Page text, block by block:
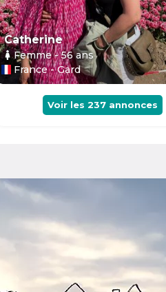
Catherine
Femme- 56ans
France - Gard
Voir les 237 annonces